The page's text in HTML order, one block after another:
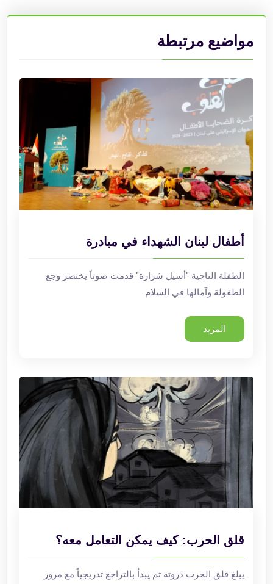
مواضيع مرتبطة
أطفال لبنان الشهداء في مبادرة
الطفلة الناجية "أسيل شرارة" قدمت صوتاً يختصر وجع
الطفولة وآمالها في السلام
المزيد
قلق الحرب: كيف يمكن التعامل معه؟
يبلغ قلق الحرب ذروته ثم يبدأ بالتراجع تدريجياً مع مرور